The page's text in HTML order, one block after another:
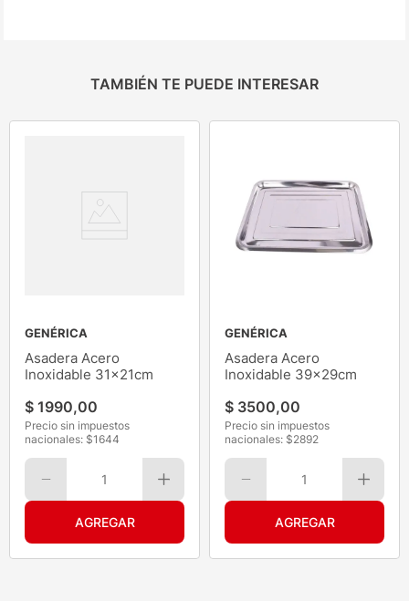
TAMBIÉN TE PUEDE INTERESAR
GENÉRICA
Asadera Acero
Inoxidable 31x21cm
$ 1990,00
Precio sin impuestos
nacionales: $1644
1
GENÉRICA
Asadera Acero
Inoxidable 39x29cm
$ 3500,00
Precio sin impuestos
nacionales: $2892
1